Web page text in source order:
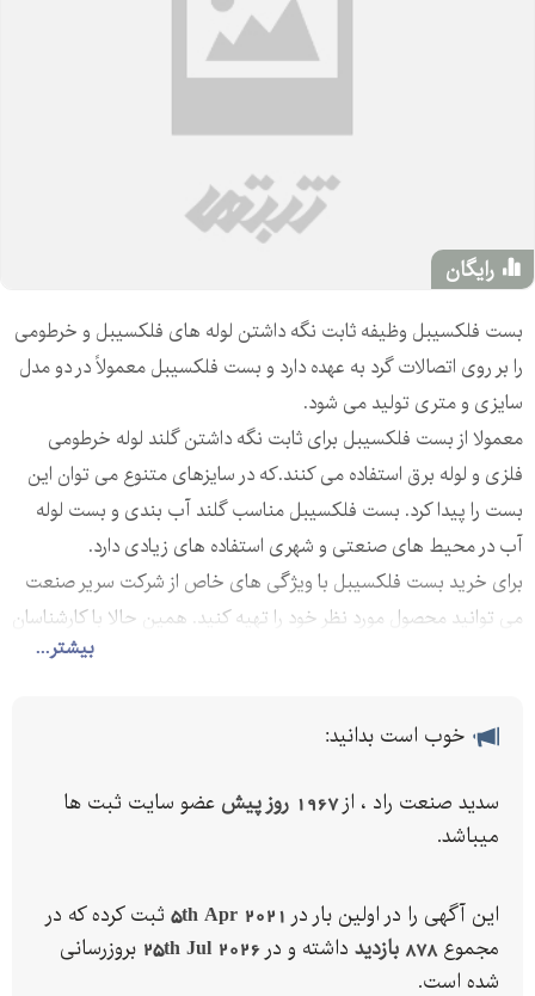
رایگان
بیشتر...
بست فلکسیبل وظیفه ثابت نگه داشتن لوله های فلکسیبل و خرطومی
را بر روی اتصالات گرد به عهده دارد و بست فلکسیبل معمولاً در دو مدل
سایزی و متری تولید می شود.
معمولا از بست فلکسیبل برای ثابت نگه داشتن گلند لوله خرطومی
فلزی و لوله برق استفاده می کنند.که در سایزهای متنوع می توان این
بست را پیدا کرد. بست فلکسیبل مناسب گلند آب بندی و بست لوله
آب در محیط های صنعتی و شهری استفاده های زیادی دارد.
برای خرید بست فلکسیبل با ویژگی های خاص از شرکت سریر صنعت
می توانید محصول مورد نظر خود را تهیه کنید. همین حالا با کارشناسان
بخش فروش این شرکت از طریق شماره های درج شده بر روی آگهی
خوب است بدانید:
سدید صنعت راد ، از1967 روز پیش
عضو سایت ثبت ها
میباشد.
این آگهی را در اولین بار در 5th Apr 2021 ثبت کرده که در
مجموع878 بازدید داشته و در 25th Jul 2026 بروزرسانی
شده است.